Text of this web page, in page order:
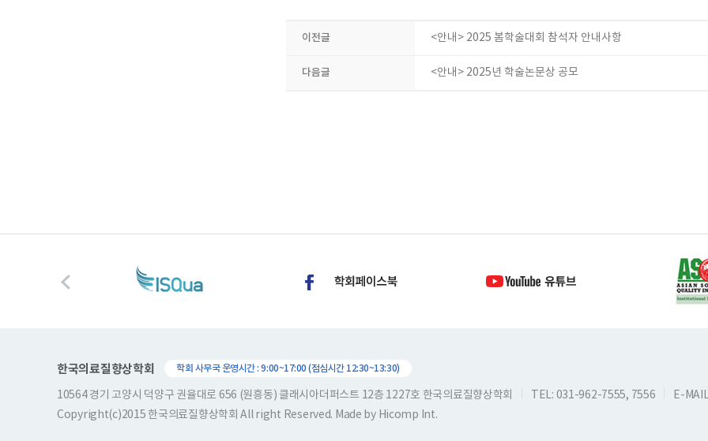
이전글 <안내> 2025 봄학술대회 참석자 안내사항
다음글 <안내> 2025년 학술논문상 공모
한국의료질향상학회 학회 사무국 운영시간 : 9:00~17:00 (점심시간 12:30~13:30)
10564 경기 고양시 덕양구 권율대로 656 (원흥동) 클래시아더퍼스트 12층 1227호 한국의료질향상학회 TEL: 031-962-7555, 7556
E-
Copyright(c)2015 한국의료질향상학회 All right Reserved. Made by Hicomp Int.